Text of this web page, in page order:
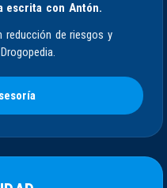
escrita con Antón.
reducción de riesgos y